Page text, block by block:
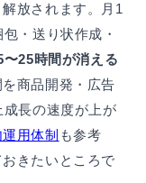
放されます。月1
・送り状作成・
〜25時間が消える
商品開発・広告
長の速度が上が
用体制 も参考
きたいところで